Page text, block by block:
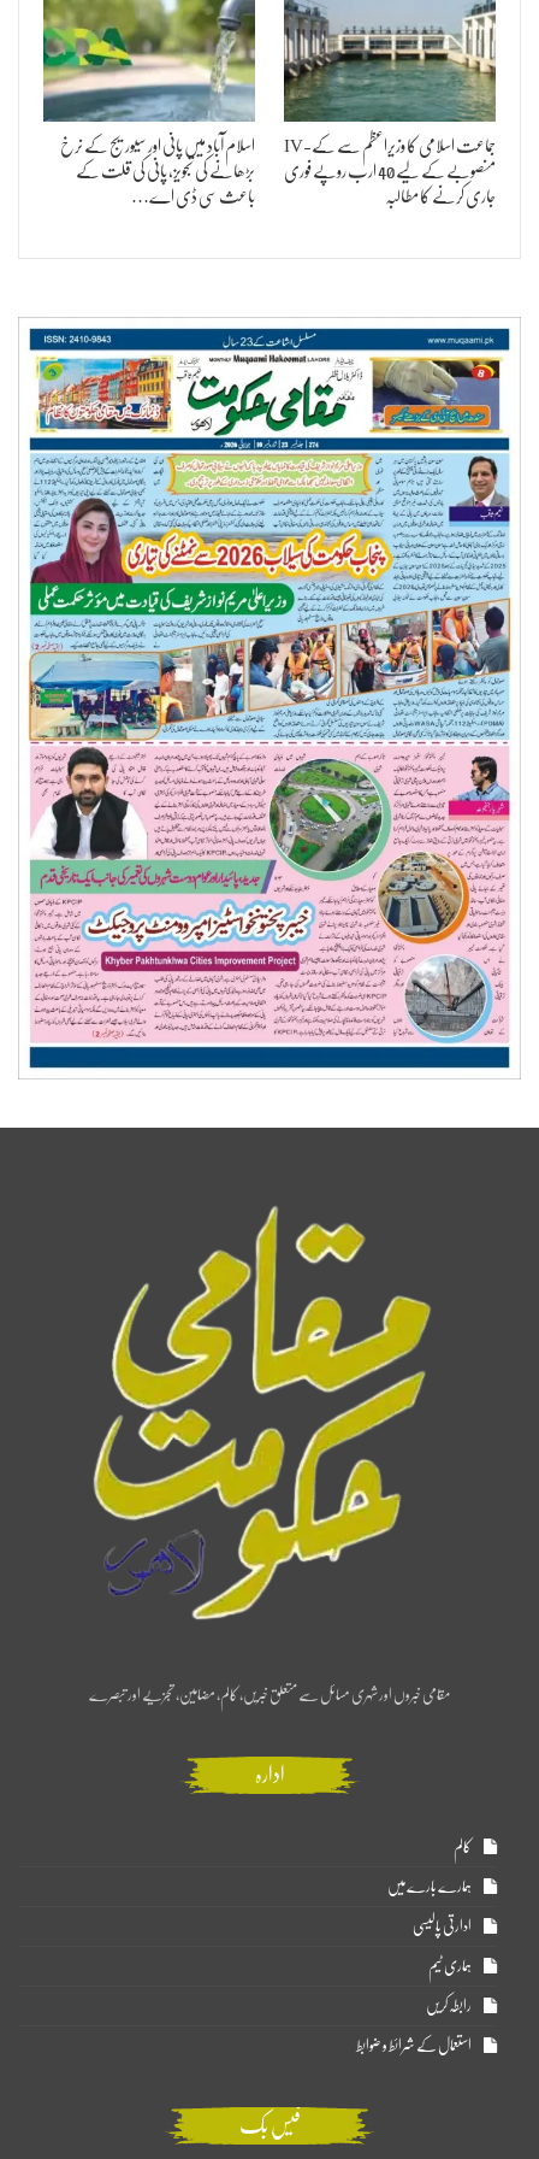
جماعت اسلامی کا وزیراعظم سے کے-IV
منصوبے کے لیے 40 ارب روپے فوری
جاری کرنے کا مطالبہ
اسلام آباد میں پانی اور سیوریج کے نرخ
بڑھانے کی تجویز، پانی کی قلت کے
باعث سی ڈی اے…
مقامی خبروں اور شہری مسائل سے متعلق خبریں، کالم، مضامین، تجزیے اور تبصرے
ادارہ
کالم
ہمارے بارے میں
ادارتی پالیسی
ہماری ٹیم
رابطہ کریں
استعمال کے شرائط و ضوابط
فیس بک